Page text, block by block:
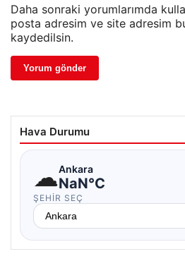
Daha sonraki yorumlarımda
posta adresim ve site adresim
kaydedilsin.
Hava Durumu
☁Ankara
NaN°C
ŞEHIR SEÇ